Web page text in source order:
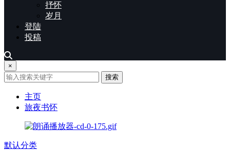
抒怀
岁月
登陆
投稿
×
搜索
主页
旅夜书怀
默认分类